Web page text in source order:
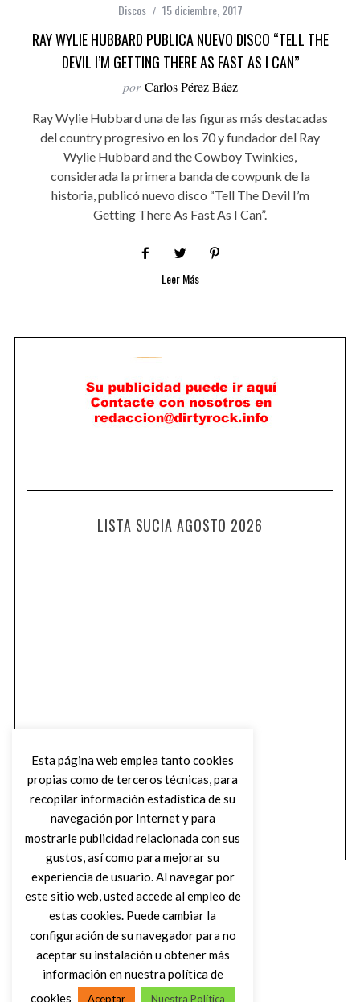
Discos 15 diciembre, 2017
RAY WYLIE HUBBARD PUBLICA NUEVO DISCO “TELL THE
DEVIL I’M GETTING THERE AS FAST AS I CAN”
por Carlos Pérez Báez
Ray Wylie Hubbard una de las figuras más destacadas
del country progresivo en los 70 y fundador del Ray
Wylie Hubbard and the Cowboy Twinkies,
considerada la primera banda de cowpunk de la
historia, publicó nuevo disco “Tell The Devil I’m
Getting There As Fast As I Can”.
Leer Más
LISTA SUCIA AGOSTO 2026
Esta página web emplea tanto cookies
propias como de terceros técnicas, para
recopilar información estadística de su
navegación por Internet y para
mostrarle publicidad relacionada con sus
gustos, así como para mejorar su
experiencia de usuario. Al navegar por
este sitio web, usted accede al empleo de
estas cookies. Puede cambiar la
configuración de su navegador para no
aceptar su instalación u obtener más
información en nuestra política de
cookies
Aceptar Nuestra Política